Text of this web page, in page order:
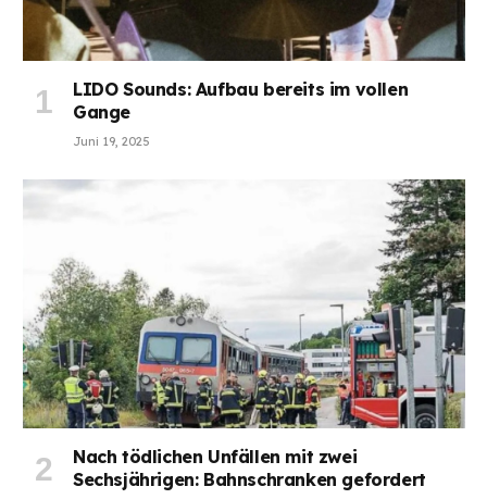
LIDO Sounds: Aufbau bereits im vollen
Gange
Juni 19, 2025
Nach tödlichen Unfällen mit zwei
Sechsjährigen: Bahnschranken gefordert